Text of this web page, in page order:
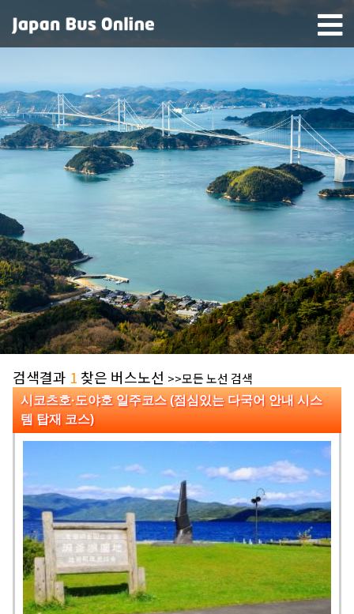
검색결과 1 찾은 버스노선 >>모든 노선 검색
시코츠호·도야호 일주코스 (점심있는 다국어 안내 시스
템 탑재 코스)